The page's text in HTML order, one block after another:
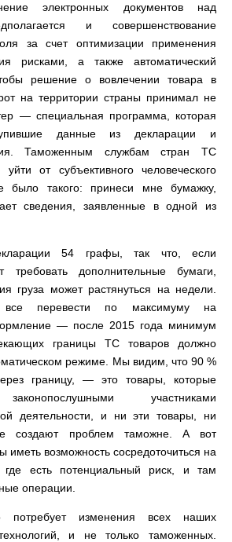
электронных документов над
и совершенствование
за счет оптимизации применения
рисками, а также автоматический
решение о вовлечении товара в
на территории страны принимал не
— специальная программа, которая
данные из декларации и
Таможенным службам стран ТС
от субъективного человеческого
было такого: принеси мне бумажку,
сведения, заявленные в одной из
54 графы, так что, если
требовать дополнительные бумаги,
груза может растянуться на недели.
перевести по максимуму на
— после 2015 года минимум
границы ТС товаров должно
режиме. Мы видим, что 90 %
границу, — это товары, которые
участниками
деятельности, и ни эти товары, ни
создают проблем таможне. А вот
иметь возможность сосредоточиться на
есть потенциальный риск, и там
операции.
потребует изменения всех наших
и не только таможенных.